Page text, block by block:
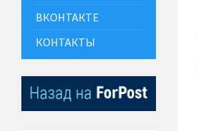
ВКОНТАКТЕ
КОНТАКТЫ